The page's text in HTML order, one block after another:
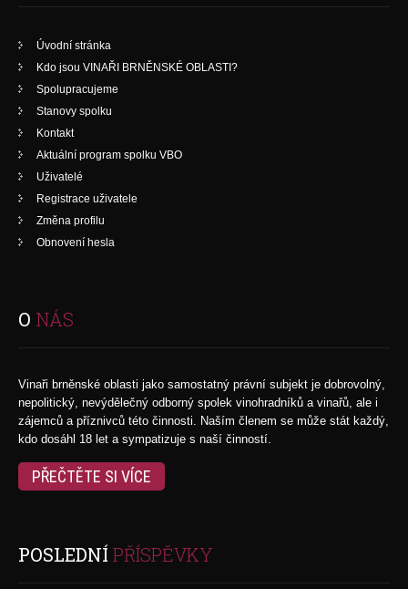
Úvodní stránka
Kdo jsou VINAŘI BRNĚNSKÉ OBLASTI?
Spolupracujeme
Stanovy spolku
Kontakt
Aktuální program spolku VBO
Uživatelé
Registrace uživatele
Změna profilu
Obnovení hesla
O NÁS
Vinaři brněnské oblasti jako samostatný právní subjekt je dobrovolný,
nepolitický, nevýdělečný odborný spolek vinohradníků a vinařů, ale i
zájemců a příznivců této činnosti. Naším členem se může stát každý,
kdo dosáhl 18 let a sympatizuje s naší činností.
PŘEČTĚTE SI VÍCE
POSLEDNÍ PŘÍSPĚVKY